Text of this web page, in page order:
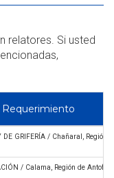
relatores. Si usted
Requerimiento
DE GRIFERÍA / Chañaral, Región
/ Calama, Región de